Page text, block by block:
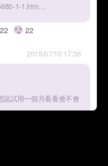
1-1.htm…
22 22
2018/07/10 17:36
試用一個月看看會不會
…